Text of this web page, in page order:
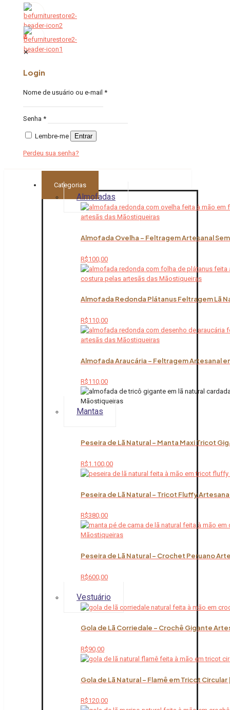
0
0
✕
Login
Nome de usuário ou e-mail *
Senha *
Lembre-me Entrar
Perdeu sua senha?
Categorias
Almofadas
Almofada Ovelha – Feltragem Artesanal
R$100,00
Almofada Redonda Plátanus Feltragem Lã
R$110,00
Almofada Araucária – Feltragem Artesanal
R$110,00
Mantas
Peseira de Lã Natural – Manta Maxi Tricot
R$1.100,00
Peseira de Lã Natural – Tricot Fluffy
R$380,00
Peseira de Lã Natural – Crochet Peruano
R$600,00
Vestuário
Gola de Lã Corriedale – Crochê Gigante
R$90,00
Gola de Lã Natural – Flamê em Tricot
R$120,00